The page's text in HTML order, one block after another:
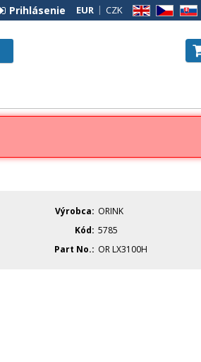
EN CZ SK
EUR CZK
Prihlásenie
Výrobca
ORINK
Kód 5785
Part No.
OR LX3100H